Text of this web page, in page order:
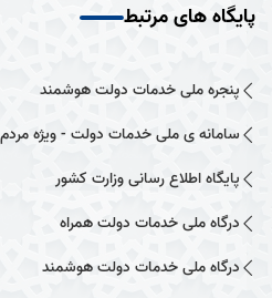
پایگاه های مرتبط
پنجره ملی خدمات دولت هوشمند
سامانه ی ملی خدمات دولت - ویژه
پایگاه اطلاع رسانی وزارت کشور
درگاه ملی خدمات دولت همراه
درگاه ملی خدمات دولت هوشمند